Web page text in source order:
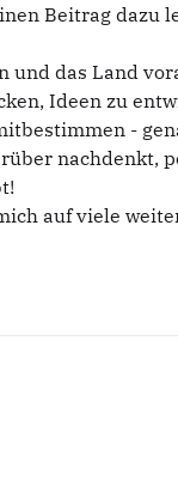
Beitrag dazu
und das Land
Ideen zu
-
nachdenkt,
auf viele